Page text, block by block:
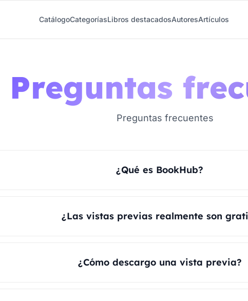
CatálogoCategoríasLibros destacadosAutoresArtículos
Preguntas
Preguntas frecuentes
¿Qué es BookHub?
¿Las vistas previas realmente son
¿Cómo descargo una vista previa?